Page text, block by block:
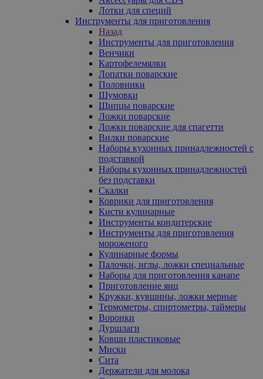
Лотки для специй
Инструменты для приготовления
Назад
Инструменты для приготовления
Венчики
Картофелемялки
Лопатки поварские
Половники
Шумовки
Щипцы поварские
Ложки поварские
Ложки поварские для спагетти
Вилки поварские
Наборы кухонных принадлежностей с
подставкой
Наборы кухонных принадлежностей
без подставки
Скалки
Коврики для приготовления
Кисти кулинарные
Инструменты кондитерские
Инструменты для приготовления
мороженого
Кулинарные формы
Палочки, иглы, ложки специальные
Наборы для приготовления канапе
Приготовление яиц
Кружки, кувшины, ложки мерные
Термометры, спиртометры, таймеры
Воронки
Дуршлаги
Ковши пластиковые
Миски
Сита
Держатели для молока